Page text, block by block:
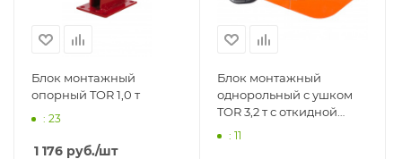
Блок монтажный
опорный TOR 1,0 т
: 23
1 176 руб./шт
Блок монтажный
однорольный с ушком
TOR 3,2 т с откидной
щекой
: 11